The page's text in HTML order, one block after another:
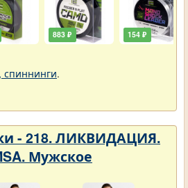
883 ₽ 154 ₽
спиннинги.
- 218. ЛИКВИДАЦИЯ.
Мужское